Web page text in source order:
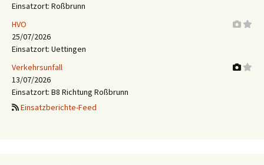
Einsatzort: Roßbrunn
HVO
25/07/2026
Einsatzort: Uettingen
Verkehrsunfall
13/07/2026
Einsatzort: B8 Richtung Roßbrunn
Einsatzberichte-Feed